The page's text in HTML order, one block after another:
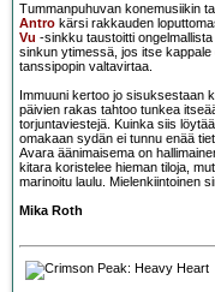
Tummanpuhuvan konemusiikin
Antro kärsi rakkauden
Vu -sinkku taustoitti
sinkun ytimessä, jos itse
tanssipopin valtavirtaa.
Immuuni kertoo jo sisuksestaan
päivien rakas tahtoo tunkea
torjuntaviestejä. Kuinka siis
omakaan sydän ei tunnu enää
Avara äänimaisema on
kitara koristelee hieman tiloja,
marinoitu laulu. Mielenkiintoinen
Mika Roth